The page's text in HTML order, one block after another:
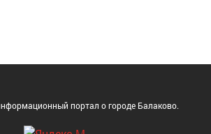
портал о городе Балаково.